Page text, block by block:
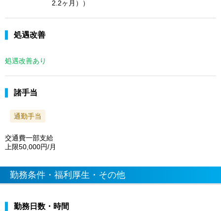
2.2ヶ月））
処遇改善
処遇改善あり
諸手当
通勤手当
交通費一部支給
上限50,000円/月
勤務条件・福利厚生・その他
勤務日数・時間